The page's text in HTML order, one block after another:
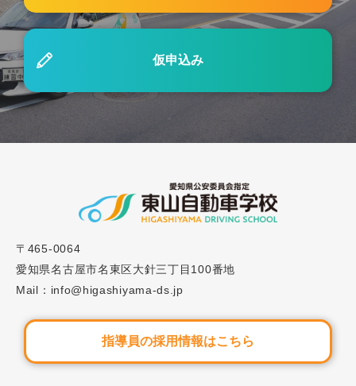
お知らせ 2024.07.17
夏の短期集中スピードプラン受付終了のお知らせ
重要なお知らせ
2023.12.01
#27「自動車学校の技能教習とは？各段階の流れや
仮申込み
〒465-0064
愛知県名古屋市名東区大針三丁目100番地
Mail：info@higashiyama-ds.jp
指導員の採用情報はこちら